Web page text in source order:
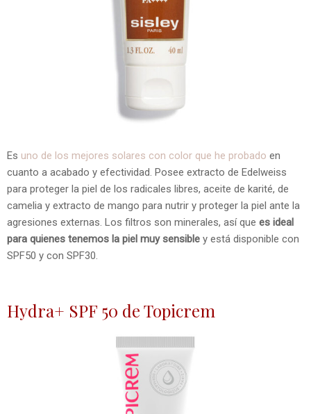
Es uno de los mejores solares con color que he probado en
cuanto a acabado y efectividad. Posee extracto de Edelweiss
para proteger la piel de los radicales libres, aceite de karité, de
camelia y extracto de mango para nutrir y proteger la piel ante la
agresiones externas. Los filtros son minerales, así que es ideal
para quienes tenemos la piel muy sensible y está disponible con
SPF50 y con SPF30.
Hydra+ SPF 50 de Topicrem